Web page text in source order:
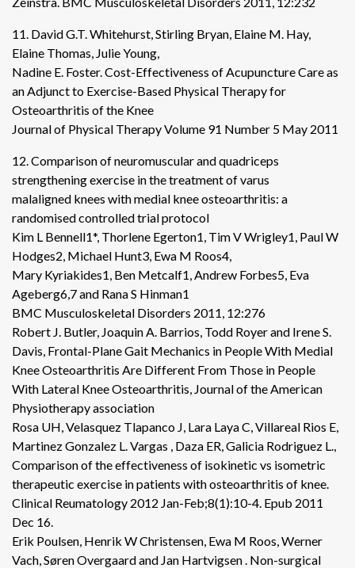
11. David G.T. Whitehurst, Stirling Bryan, Elaine M. Hay,
Elaine Thomas, Julie Young,
Nadine E. Foster. Cost-Effectiveness of Acupuncture Care as
an Adjunct to Exercise-Based Physical Therapy for
Osteoarthritis of the Knee
Journal of Physical Therapy Volume 91 Number 5 May 2011
12. Comparison of neuromuscular and quadriceps
strengthening exercise in the treatment of varus
malaligned knees with medial knee osteoarthritis: a
randomised controlled trial protocol
Kim L Bennell1*, Thorlene Egerton1, Tim V Wrigley1, Paul W
Hodges2, Michael Hunt3, Ewa M Roos4,
Mary Kyriakides1, Ben Metcalf1, Andrew Forbes5, Eva
Ageberg6,7 and Rana S Hinman1
BMC Musculoskeletal Disorders 2011, 12:276
Robert J. Butler, Joaquin A. Barrios, Todd Royer and Irene S.
Davis, Frontal-Plane Gait Mechanics in People With Medial
Knee Osteoarthritis Are Different From Those in People
With Lateral Knee Osteoarthritis, Journal of the American
Physiotherapy association
Rosa UH, Velasquez Tlapanco J, Lara Laya C, Villareal Rios E,
Martinez Gonzalez L. Vargas , Daza ER, Galicia Rodriguez L.,
Comparison of the effectiveness of isokinetic vs isometric
therapeutic exercise in patients with osteoarthritis of knee.
Clinical Reumatology 2012 Jan-Feb;8(1):10-4. Epub 2011
Dec 16.
Erik Poulsen, Henrik W Christensen, Ewa M Roos, Werner
Vach, Søren Overgaard and Jan Hartvigsen . Non-surgical